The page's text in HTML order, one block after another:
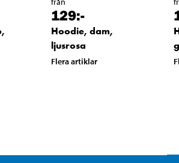
129:-
Hoodie, dam,
ljusrosa
Flera artiklar